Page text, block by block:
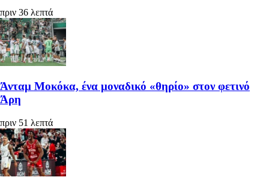
πριν 36 λεπτά
Άνταμ Μοκόκα, ένα μοναδικό «θηρίο» στον φετινό
Άρη
πριν 51 λεπτά